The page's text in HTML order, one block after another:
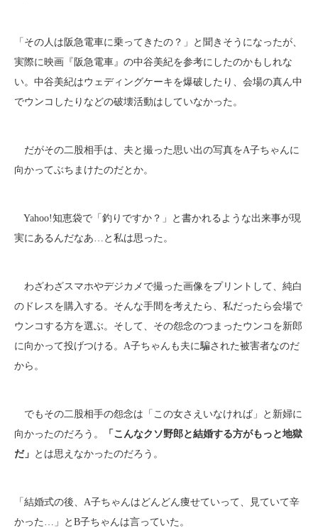
「その人は阪急電車に乗ってきたの？」と聞きそうになったが、
実際に映画『阪急電車』の中谷美紀を参考にしたのかもしれな
い。中谷美紀はウェディングケーキを爆破したり、会場の真ん中
でウンコしたりなどの破壊活動はしていなかった。
だがその二股相手は、夫と撮った思い出の写真をA子ちゃんに
向かってぶちまけたのだとか。
Yahoo!知恵袋で「釣りですか？」と書かれるような出来事が現
実にあるんだなあ…と私は思った。
わざわざスマホやデジカメで撮った画像をプリントして、純白
のドレスを購入する。そんな手間を考えたら、私だったら会場で
ウンコする方を選ぶ。そして、その怨念のつまったウンコを新郎
に向かって投げつける。A子ちゃんも夫に騙された被害者なのだ
から。
でもその二股相手の怨念は「この女さえいなければ」と新婦に
向かったのだろう。
「こんなクソ野郎と結婚する方がもっと地獄
だ」 とは思えなかったのだろう。
「結婚式の後、A子ちゃんはどんどん痩せていって、見ていて辛
かった…」とB子ちゃんは言っていた。